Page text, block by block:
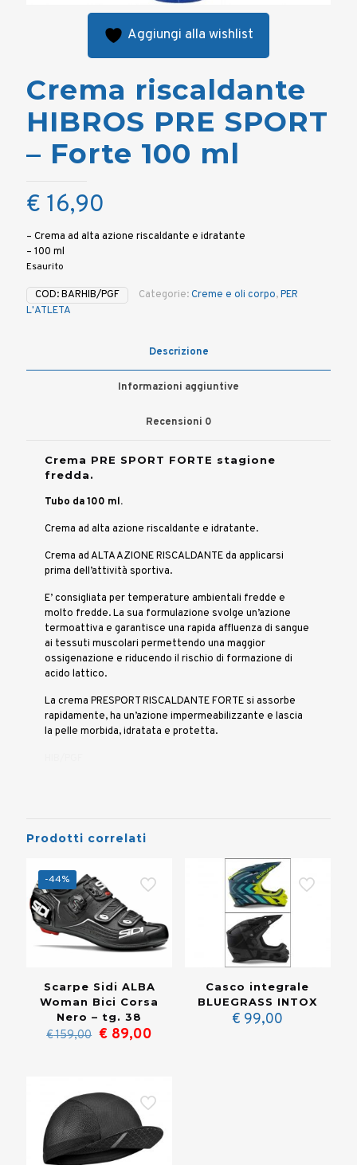
Aggiungi alla wishlist
Crema riscaldante
HIBROS PRE SPORT
– Forte 100 ml
€ 16,90
– Crema ad alta azione riscaldante e idratante
– 100 ml
Esaurito
COD:BARHIB/PGF Categorie:Creme e oli corpo,PER
L'ATLETA
Descrizione
Informazioni aggiuntive
Recensioni 0
Crema PRE SPORT FORTE stagione
fredda.
Tubo da 100 ml.
Crema ad alta azione riscaldante e idratante.
Crema ad ALTA AZIONE RISCALDANTE da applicarsi
prima dell’attività sportiva.
E’ consigliata per temperature ambientali fredde e
molto fredde. La sua formulazione svolge un’azione
termoattiva e garantisce una rapida affluenza di sangue
ai tessuti muscolari permettendo una maggior
ossigenazione e riducendo il rischio di formazione di
acido lattico.
La crema PRESPORT RISCALDANTE FORTE si assorbe
rapidamente, ha un’azione impermeabilizzante e lascia
la pelle morbida, idratata e protetta.
Prodotti correlati
-44%
Scarpe Sidi ALBA
Woman Bici Corsa
Nero – tg. 38
€159,00 Il
€ 159,00.
€ 89,00
€ 89,00.
Casco integrale
BLUEGRASS INTOX
€ 99,00